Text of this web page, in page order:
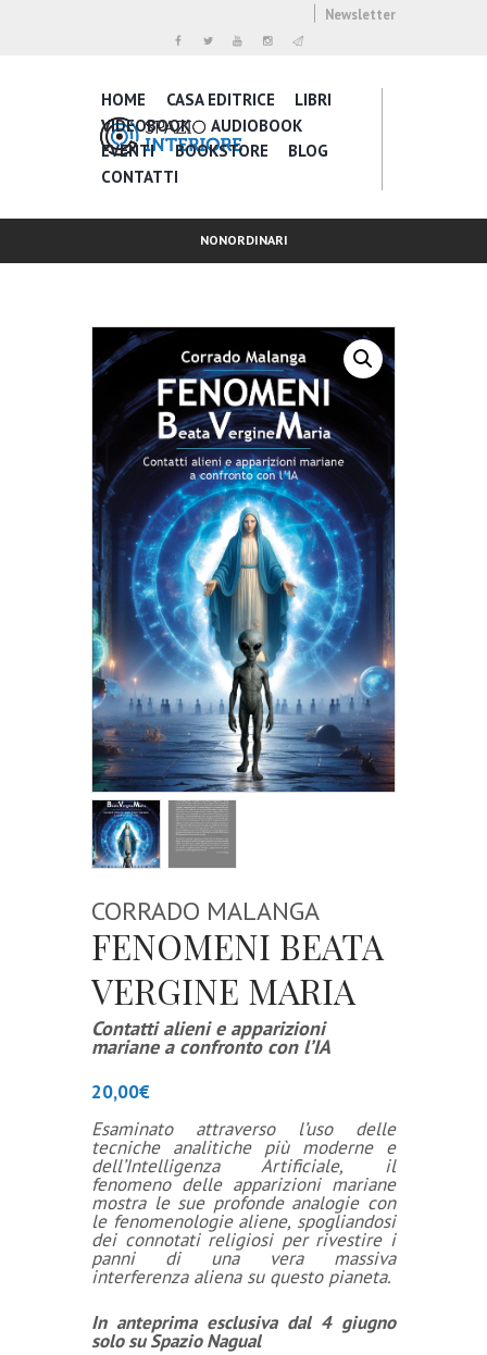
Newsletter
HOME CASA EDITRICE
LIBRI
VIDEOBOOK
AUDIOBOOK
EVENTI
BOOKSTORE
BLOG
CONTATTI
NONORDINARI
CORRADO MALANGA
FENOMENI BEATA
VERGINE MARIA
Contatti alieni e apparizioni
mariane a confronto con l’IA
20,00€
Esaminato attraverso l’uso delle
tecniche analitiche più moderne e
dell’Intelligenza Artificiale, il
fenomeno delle apparizioni mariane
mostra le sue profonde analogie con
le fenomenologie aliene, spogliandosi
dei connotati religiosi per rivestire i
panni di una vera massiva
interferenza aliena su questo pianeta.
In anteprima esclusiva dal 4 giugno
solo suSpazio Nagual